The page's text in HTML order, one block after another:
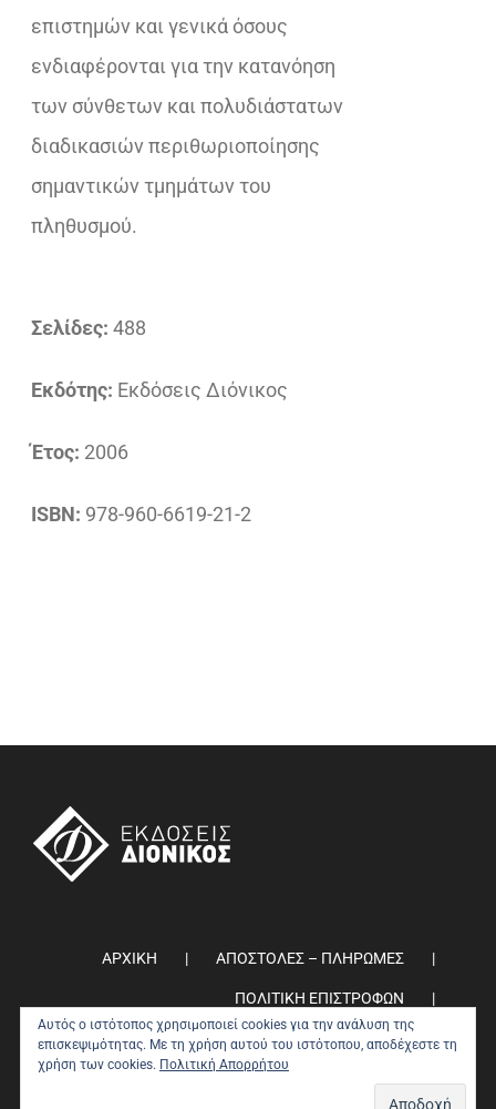
επιστημών και γενικά όσους
ενδιαφέρονται για την κατανόηση
των σύνθετων και πολυδιάστατων
διαδικασιών περιθωριοποίησης
σημαντικών τμημάτων του
πληθυσμού.
Σελίδες: 488
Εκδότης: Εκδόσεις Διόνικος
Έτος: 2006
ISBN: 978-960-6619-21-2
ΑΡΧΙΚΗ ΑΠΟΣΤΟΛΕΣ – ΠΛΗΡΩΜΕΣ
ΠΟΛΙΤΙΚΗ ΕΠΙΣΤΡΟΦΩΝ
ΠΟΛΙΤΙΚΗ ΑΠΟΡΡΗΤΟΥ 0
Αυτός ο ιστότοπος χρησιμοποιεί cookies για την ανάλυση της
επισκεψιμότητας. Με τη χρήση αυτού του ιστότοπου, αποδέχεστε τη
χρήση των cookies. Πολιτική Απορρήτου